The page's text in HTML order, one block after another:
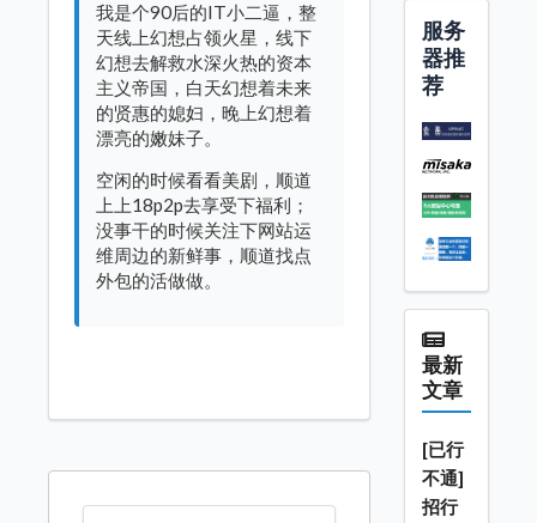
我是个90后的IT小二逼，整
天线上幻想占领火星，线下
幻想去解救水深火热的资本
主义帝国，白天幻想着未来
的贤惠的媳妇，晚上幻想着
漂亮的嫩妹子。
空闲的时候看看美剧，顺道
上上18p2p去享受下福利；
没事干的时候关注下网站运
维周边的新鲜事，顺道找点
外包的活做做。
服务
器推
荐
最新
文章
[已行
不通]
招行